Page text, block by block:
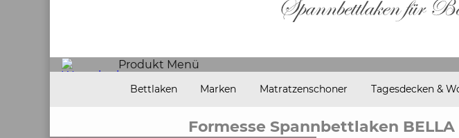
Produkt Menü
Bettlaken Marken Matratzenschoner Tagesdecken &
Formesse Spannbettlaken